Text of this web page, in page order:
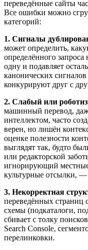
переведённые сайты
Все ошибки можно
категорий:
1. Сигналы
может определить,
определённого
одну и подавляет
канонических
конкурируют друг с
2. Слабый или
машинный перевод,
интеллектом, часто
верен, но лишён
оценке полезности
выглядят так, будто
или редакторской
игнорирующий
культурные отсылки, —
3. Некорректная
переведённых страниц
схемы (подкаталоги,
сбивает с толку
Search Console,
перелинковки.